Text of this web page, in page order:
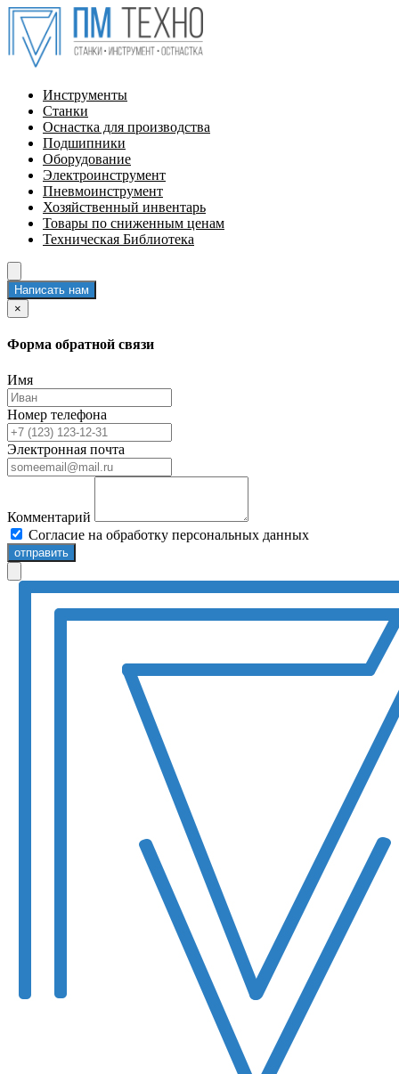
Инструменты
Станки
Оснастка для производства
Подшипники
Оборудование
Электроинструмент
Пневмоинструмент
Хозяйственный инвентарь
Товары по сниженным ценам
Техническая Библиотека
Написать нам
×
Форма обратной связи
Имя
Номер телефона
Электронная почта
Комментарий
Согласие на обработку персональных данных
отправить